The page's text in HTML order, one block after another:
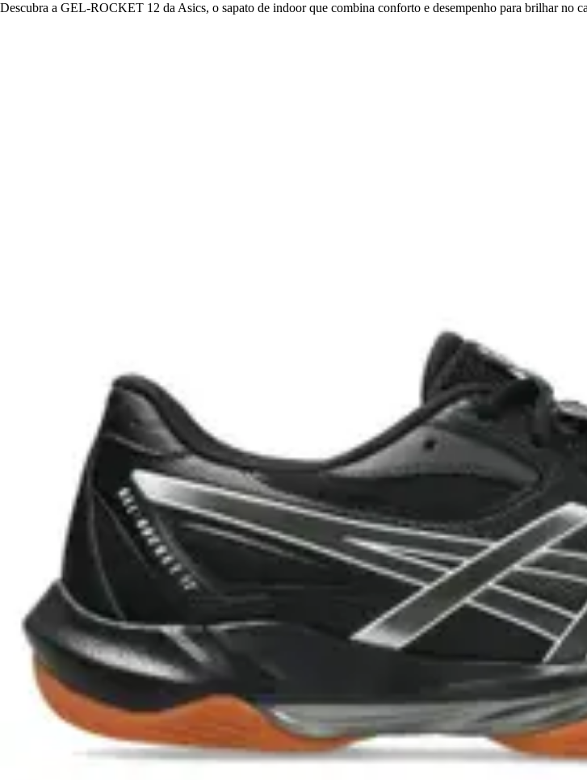
Descubra a GEL-ROCKET 12 da Asics, o sapato de indoor que combina conforto e desempenho para brilhar no